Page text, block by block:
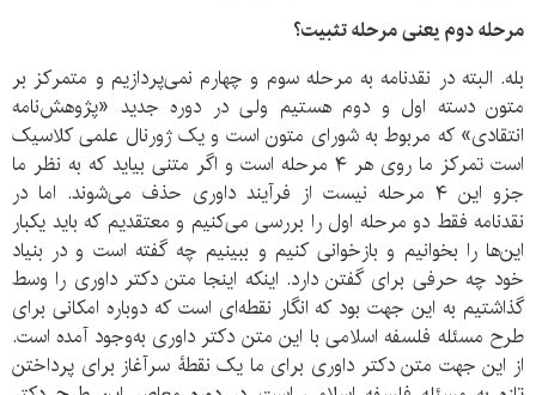
مرحله دوم یعنی مرحله تثبیت؟
بله. البته در نقدنامه به مرحله سوم و چهارم نمی‌پردازیم و متمرکز بر
متون دسته اول و دوم هستیم ولی در دوره جدید «پژوهش‌نامه
انتقادی» که مربوط به شورای متون است و یک ژورنال علمی کلاسیک
است تمرکز ما روی هر ۴ مرحله است و اگر متنی بیاید که به نظر ما
جزو این ۴ مرحله نیست از فرآیند داوری حذف می‌شوند. اما در
نقدنامه فقط دو مرحله اول را بررسی می‌کنیم و معتقدیم که باید یکبار
این‌ها را بخوانیم و بازخوانی کنیم و ببینیم چه گفته است و در بنیاد
خود چه حرفی برای گفتن دارد. اینکه اینجا متن دکتر داوری را وسط
گذاشتیم به این جهت بود که انگار نقطه‌ای است که دوباره امکانی برای
طرح مسئله فلسفه اسلامی با این متن دکتر داوری به‌وجود آمده است.
از این جهت متن دکتر داوری برای ما یک نقطۀ سرآغاز برای پرداختن